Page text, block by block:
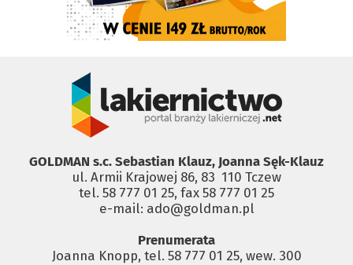
GOLDMAN s.c. Sebastian Klauz, Joanna Sęk-Klauz
ul. Armii Krajowej 86, 83 ­ 110 Tczew
tel. 58 777 01 25, fax 58 777 01 25
e-mail: ado@goldman.pl
Prenumerata
Joanna Knopp, tel. 58 777 01 25, wew. 300